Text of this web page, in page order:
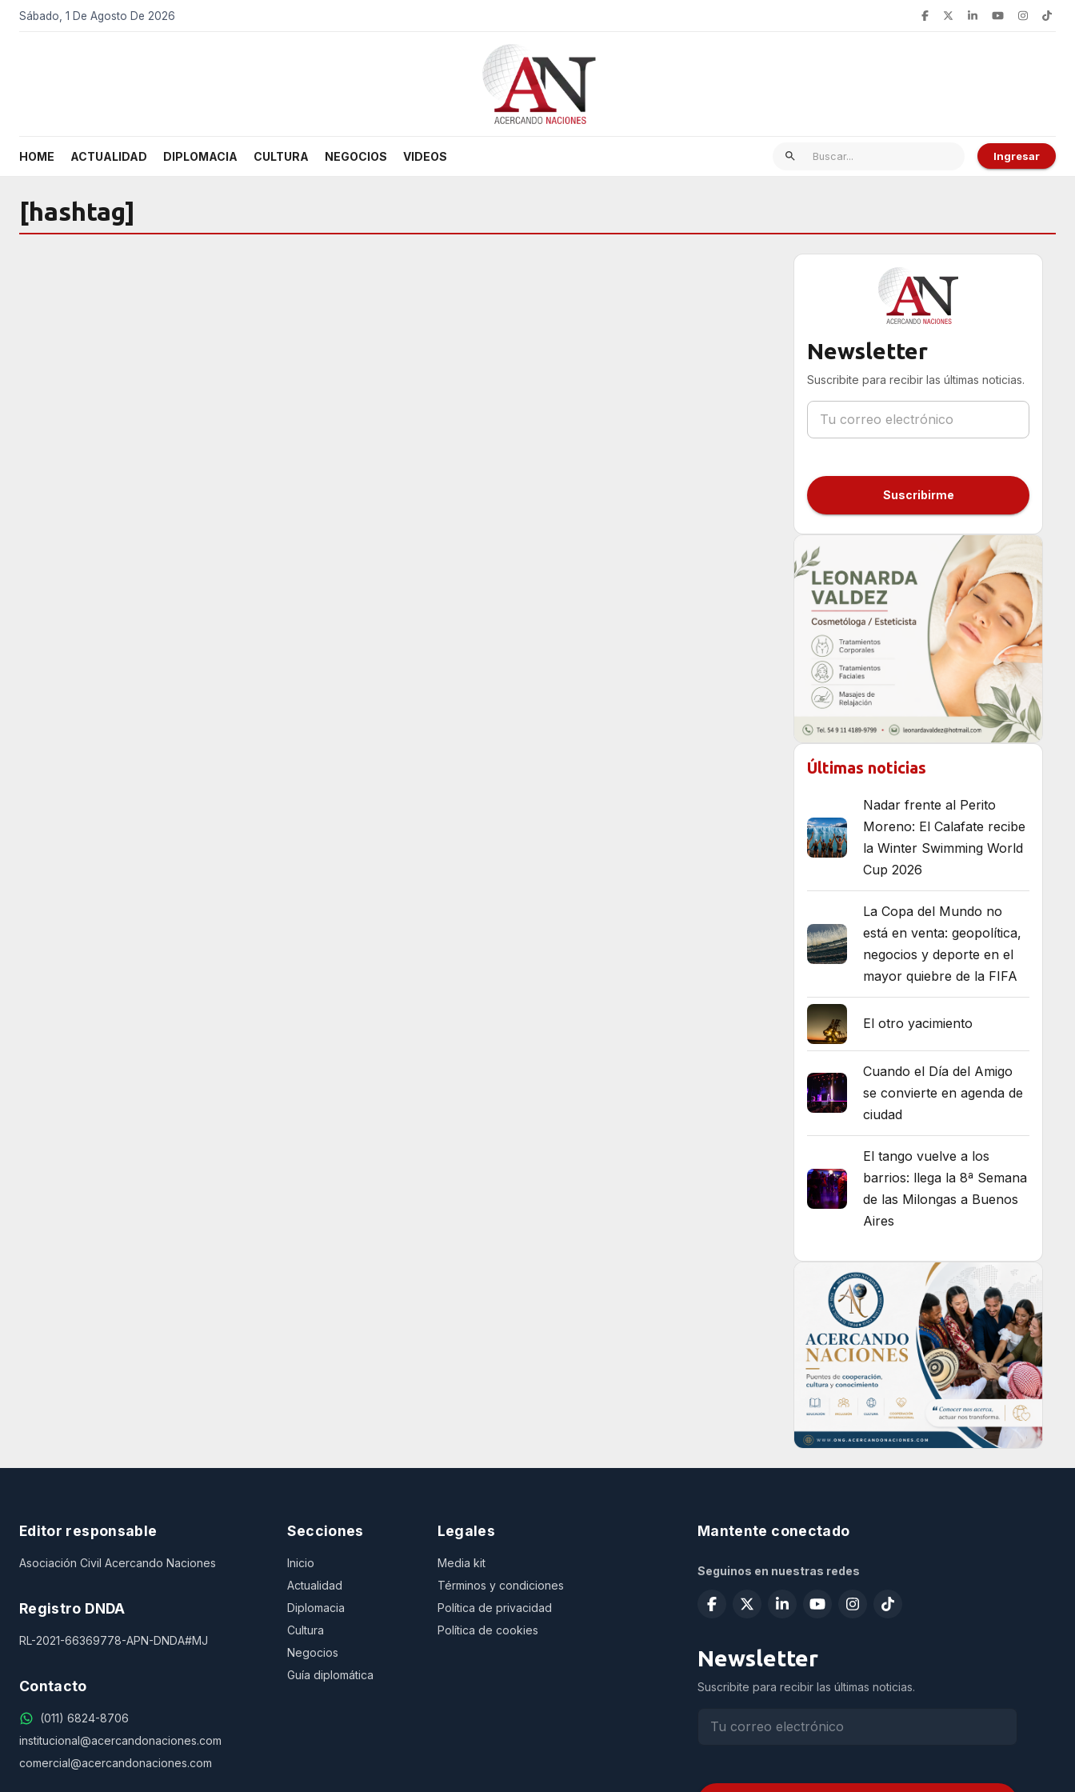
Sábado, 1 De Agosto De 2026
HOME ACTUALIDAD DIPLOMACIA CULTURA NEGOCIOS VIDEOS Ingresar
[hashtag]
Newsletter
Suscribite para recibir las últimas noticias.
Suscribirme
Últimas noticias
Nadar frente al Perito
Moreno: El Calafate recibe
la Winter Swimming World
Cup 2026
La Copa del Mundo no
está en venta: geopolítica,
negocios y deporte en el
mayor quiebre de la FIFA
El otro yacimiento
Cuando el Día del Amigo
se convierte en agenda de
ciudad
El tango vuelve a los
barrios: llega la 8ª Semana
de las Milongas a Buenos
Aires
Editor responsable
Asociación Civil Acercando Naciones
Registro DNDA
RL-2021-66369778-APN-DNDA#MJ
Contacto
(011) 6824-8706
institucional@acercandonaciones.com
comercial@acercandonaciones.com
Secciones
Inicio
Actualidad
Diplomacia
Cultura
Negocios
Guía diplomática
Legales
Media kit
Términos y condiciones
Política de privacidad
Política de cookies
Mantente conectado
Seguinos en nuestras redes
Newsletter
Suscribite para recibir las últimas noticias.